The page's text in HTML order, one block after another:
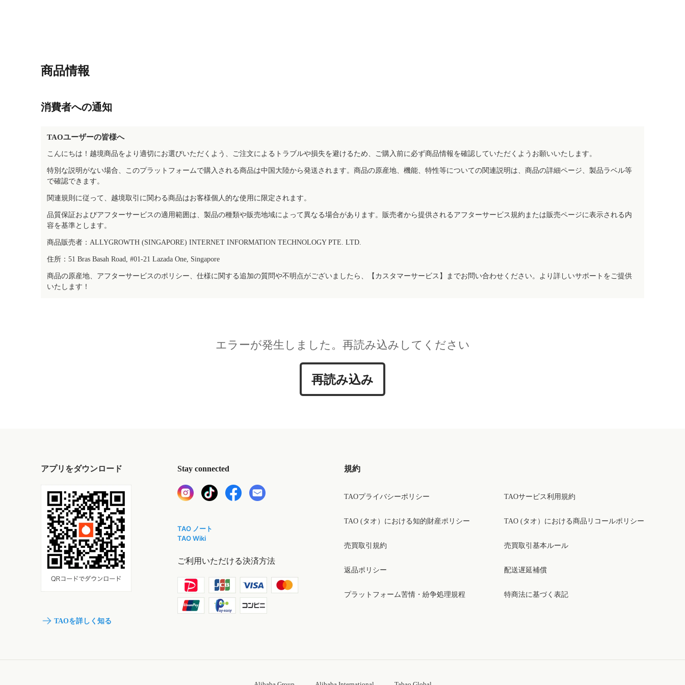
商品情報
消費者への通知
TAOユーザーの皆様へ
こんにちは！越境商品をより適切にお選びいただくよう、ご注文によるトラブルや損失を避けるため、ご購入前に必ず商品情報を確認していただくようお願いいたします。
特別な説明がない場合、このプラットフォームで購入される商品は中国大陸から発送されます。商品の原産地、機能、特性等についての関連説明は、商品の詳細ページ、製品ラベル等
で確認できます。
関連規則に従って、越境取引に関わる商品はお客様個人的な使用に限定されます。
品質保証およびアフターサービスの適用範囲は、製品の種類や販売地域によって異なる場合があります。販売者から提供されるアフターサービス規約または販売ページに表示される内
容を基準とします。
商品販売者：ALLYGROWTH (SINGAPORE) INTERNET INFORMATION TECHNOLOGY PTE. LTD.
住所：51 Bras Basah Road, #01-21 Lazada One, Singapore
商品の原産地、アフターサービスのポリシー、仕様に関する追加の質問や不明点がございましたら、【カスタマーサービス】までお問い合わせください。より詳しいサポートをご提供
いたします！
エラーが発生しました。再読み込みしてください
再読み込み
アプリをダウンロード
TAOを詳しく知る
Stay connected
TAO ノート
TAO Wiki
ご利用いただける決済方法
規約
TAOプライバシーポリシー
TAO (タオ）における知的財産ポリシー
売買取引規約
返品ポリシー
プラットフォーム苦情・紛争処理規程
TAOサービス利用規約
TAO (タオ）における商品リコールポリシー
売買取引基本ルール
配送遅延補償
特商法に基づく表記